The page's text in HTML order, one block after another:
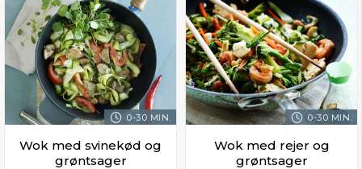
0-30 MIN.
Wok med svinekød og
grøntsager
0-30 MIN.
Wok med rejer og
grøntsager